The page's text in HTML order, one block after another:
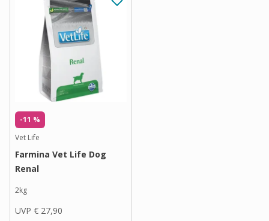
-11 %
Vet Life
Farmina Vet Life Dog
Renal
2kg
UVP € 27,90